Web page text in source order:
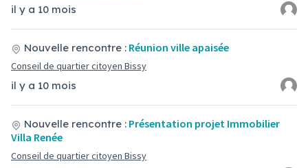
il y a 10 mois
il y a 10 mois
Nouvelle rencontre : Réunion ville apaisée
Conseil de quartier citoyen Bissy
Nouvelle rencontre : Présentation projet Immobilier
Villa Renée
Conseil de quartier citoyen Bissy